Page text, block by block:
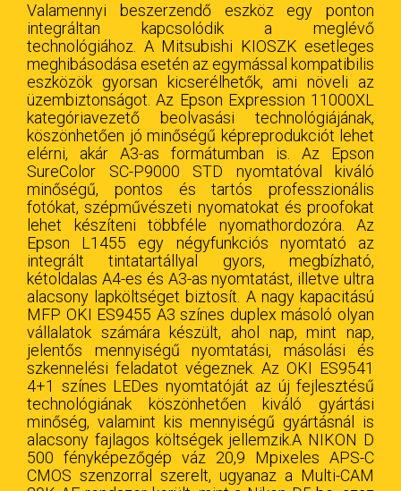
Valamennyi beszerzendő eszköz egy ponton
integráltan kapcsolódik a meglévő
technológiához. A Mitsubishi KIOSZK esetleges
meghibásodása esetén az egymással kompatibilis
eszközök gyorsan kicserélhetők, ami növeli az
üzembiztonságot. Az Epson Expression 11000XL
kategóriavezető beolvasási technológiájának,
köszönhetően jó minőségű képreprodukciót lehet
elérni, akár A3-as formátumban is. Az Epson
SureColor SC-P9000 STD nyomtatóval kiváló
minőségű, pontos és tartós professzionális
fotókat, szépművészeti nyomatokat és proofokat
lehet készíteni többféle nyomathordozóra. Az
Epson L1455 egy négyfunkciós nyomtató az
integrált tintatartállyal gyors, megbízható,
kétoldalas A4-es és A3-as nyomtatást, illetve ultra
alacsony lapköltséget biztosít. A nagy kapacitású
MFP OKI ES9455 A3 színes duplex másoló olyan
vállalatok számára készült, ahol nap, mint nap,
jelentős mennyiségű nyomtatási, másolási és
szkennelési feladatot végeznek. Az OKI ES9541
4+1 színes LEDes nyomtatóját az új fejlesztésű
technológiának köszönhetően kiváló gyártási
minőség, valamint kis mennyiségű gyártásnál is
alacsony fajlagos költségek jellemzik.A NIKON D
500 fényképezőgép váz 20,9 Mpixeles APS-C
CMOS szenzorral szerelt, ugyanaz a Multi-CAM